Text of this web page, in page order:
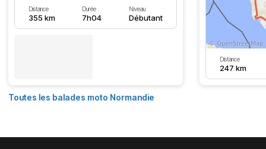
Distance
355 km
Durée
7h04
Niveau
Débutant
Distance
247 km
Toutes les balades moto Normandie